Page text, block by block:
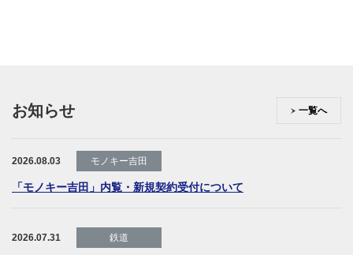
お知らせ 一覧へ
2026.08.03 モノキー吉田
「モノキー吉田」内覧・新規契約受付について
2026.07.31 鉄道